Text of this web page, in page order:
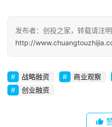
发布者：创投之家，转载请注明
http://
战略融资 商业观察
创业融资